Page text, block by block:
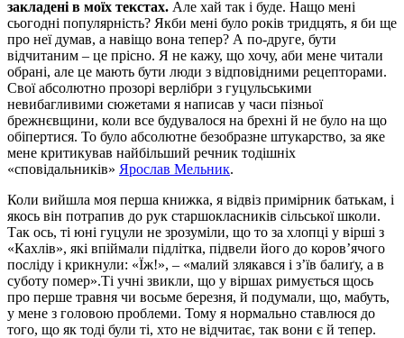
закладені в моїх текстах. Але хай так і буде. Нащо мені
сьогодні популярність? Якби мені було років тридцять, я би ще
про неї думав, а навіщо вона тепер? А по-друге, бути
відчитаним – це прісно. Я не кажу, що хочу, аби мене читали
обрані, але це мають бути люди з відповідними рецепторами.
Свої абсолютно прозорі верлібри з гуцульськими
невибагливими сюжетами я написав у часи пізньої
брежнєвщини, коли все будувалося на брехні й не було на що
обіпертися. То було абсолютне безобразне штукарство, за яке
мене критикував найбільший речник тодішніх
«сповідальників» Ярослав Мельник.
Коли вийшла моя перша книжка, я відвіз примірник батькам, і
якось він потрапив до рук старшокласників сільської школи.
Так ось, ті юні гуцули не зрозуміли, що то за хлопці у вірші з
«Кахлів», які впіймали підлітка, підвели його до коров’ячого
посліду і крикнули: «Їж!», – «малий злякався і з’їв балиґу, а в
суботу помер».Ті учні звикли, що у віршах римується щось
про перше травня чи восьме березня, й подумали, що, мабуть,
у мене з головою проблеми. Тому я нормально ставлюся до
того, що як тоді були ті, хто не відчитає, так вони є й тепер.